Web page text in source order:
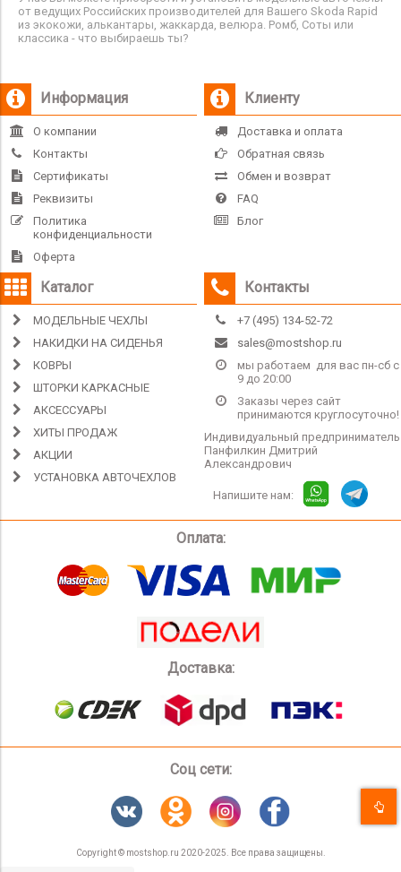
от ведущих Российских производителей для Вашего Skoda Rapid
из экокожи, алькантары, жаккарда, велюра. Ромб, Соты или
классика - что выбираешь ты?
Информация
О компании
Контакты
Сертификаты
Реквизиты
Политика
конфиденциальности
Оферта
Клиенту
Доставка и оплата
Обратная связь
Обмен и возврат
FAQ
Блог
Каталог
МОДЕЛЬНЫЕ ЧЕХЛЫ
НАКИДКИ НА СИДЕНЬЯ
КОВРЫ
ШТОРКИ КАРКАСНЫЕ
АКСЕССУАРЫ
ХИТЫ ПРОДАЖ
АКЦИИ
УСТАНОВКА АВТОЧЕХЛОВ
Контакты
+7 (495) 134-52-72
sales@mostshop.ru
мы работаем для вас пн-сб с
9 до 20:00
Заказы через сайт
принимаются круглосуточно!
Индивидуальный предприниматель
Панфилкин Дмитрий
Александрович
Напишите нам:
Оплата:
Доставка:
Соц сети:
Copyright © mostshop.ru 2020-2025. Все права защищены.